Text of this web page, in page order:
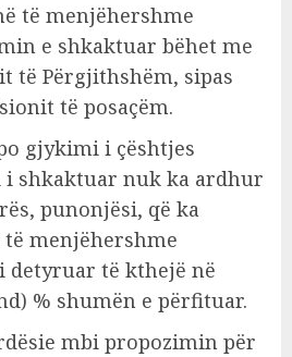
të menjëhershme
e shkaktuar bëhet me
të Përgjithshëm, sipas
të posaçëm.
gjykimi i çështjes
i shkaktuar nuk ka ardhur
punonjësi, që ka
menjëhershme
detyruar të kthejë në
% shumën e përfituar.
mbi propozimin për